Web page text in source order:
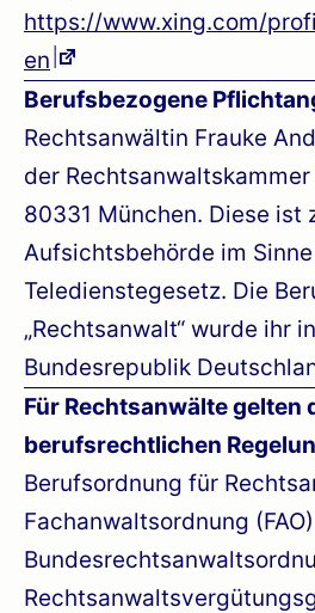
https://www.xing.com/
en
Berufsbezogene
Rechtsanwältin Frauke
der
80331 München. Diese ist
Aufsichtsbehörde im
Teledienstegesetz. Die
„Rechtsanwalt“ wurde ihr
Bundesrepublik
Für Rechtsanwälte gelten
berufsrechtlichen
Berufsordnung für
Fachanwaltsordnung (FAO)